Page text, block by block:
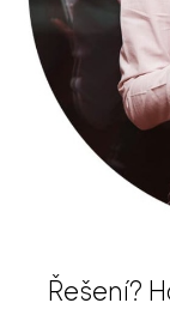
Řešení?